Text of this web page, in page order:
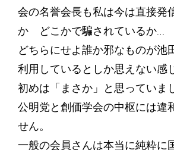
会の名誉会長も私は今は直接発
か どこかで騙されているか…
どちらにせよ誰か邪なものが池
利用しているとしか思えない感
初めは「まさか」と思っていま
公明党と創価学会の中枢には違
せん。
一般の会員さんは本当に純粋に